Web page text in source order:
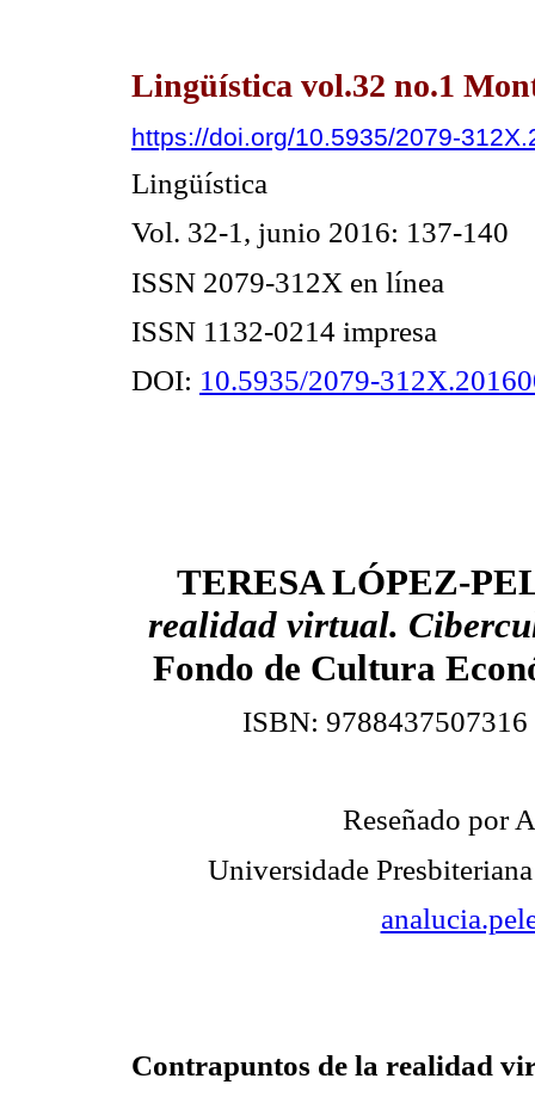
Lingüística vol.32 no.1
https://doi.org/10.5935/2079-
Lingüística
Vol. 32-1, junio 2016: 137-140
ISSN 2079-312X en línea
ISSN 1132-0214 impresa
DOI: 10.5935/2079-
TERESA LÓPEZ-
realidad virtual.
Fondo de Cultura
ISBN:
Reseñado por
Universidade
Contrapuntos de la realidad